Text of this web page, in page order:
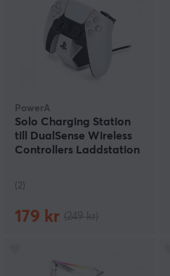
PowerA
Solo Charging Station
till DualSense Wireless
Controllers Laddstation
(2)
179 kr